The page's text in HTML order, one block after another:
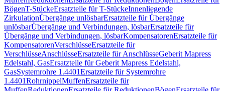
BögenT-StückeErsatzteile für T-StückeInnenliegende
ZirkulationÜbergänge unlösbarErsatzteile für Übergänge
unlösbarÜbergänge und Verbindungen, lösbarErsatzteile für
Übergänge und Verbindungen, lösbarKompensatorenErsatzteile für
KompensatorenVerschlüsseErsatzteile für
VerschlüsseAnschlüsseErsatzteile für AnschlüsseGeberit Mapress
Edelstahl, GasErsatzteile für Geberit Mapress Edelstahl,
GasSystemrohre 1.4401Ersatzteile für Systemrohre
1.4401RohrnippelMuffenErsatzteile für